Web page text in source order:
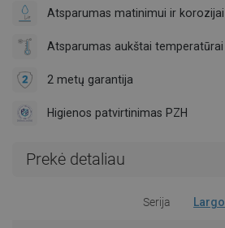
Atsparumas matinimui ir korozijai
Atsparumas aukštai temperatūrai
2 metų garantija
Higienos patvirtinimas PZH
Prekė detaliau
Serija Largo